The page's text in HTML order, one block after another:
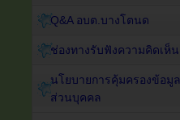
Q&A อบต.บางโตนด
ช่องทางรับฟังความคิดเห็น
นโยบายการคุ้มครองข้อมูล
ส่วนบุคคล